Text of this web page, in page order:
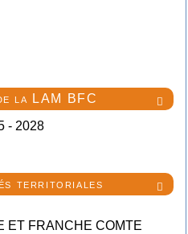

la LAM BFC
- 2028

territoriales
ET FRANCHE COMTE